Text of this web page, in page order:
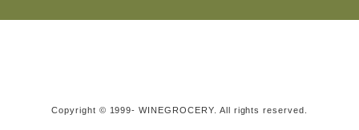
Copyright © 1999- WINEGROCERY. All rights reserved.